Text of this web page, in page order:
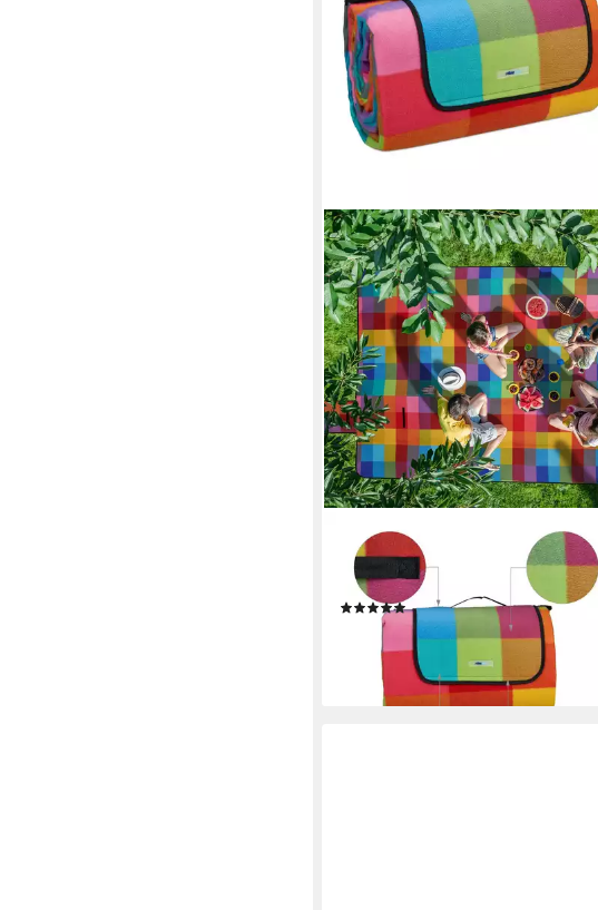
RELAXDAYS
Picknickdecke XXL Picknickdecke
200x300 cm kariert
(2)
39,99 € UVP69,99 €
lieferbar - in 2-3 Werktagen bei dir